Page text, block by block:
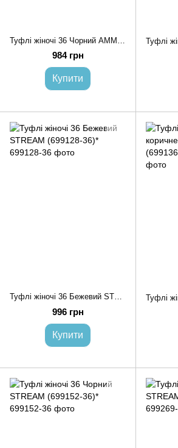
984 грн
Купити
Туфлі жіночі 36 Бежевий STREAM (699128-36)*
996 грн
Купити